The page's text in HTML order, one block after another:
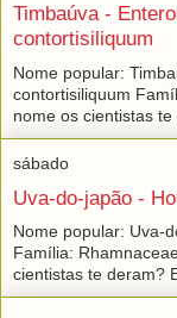
Timbaúva -
contortisiliquum
Nome popular:
contortisiliquum
nome os cientistas te
sábado
Uva-do-japão -
Nome popular: Uva-
Família:
cientistas te deram?